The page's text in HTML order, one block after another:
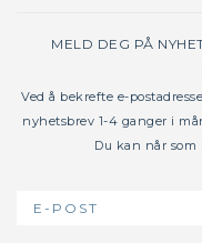
MELD DEG PÅ
Ved å bekrefte e-
nyhetsbrev 1-4 ganger i
Du kan når som